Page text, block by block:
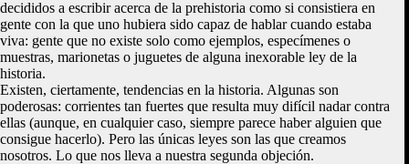
decididos a escribir acerca de la prehistoria como si consistiera en
gente con la que uno hubiera sido capaz de hablar cuando estaba
viva: gente que no existe solo como ejemplos, especímenes o
muestras, marionetas o juguetes de alguna inexorable ley de la
historia.
Existen, ciertamente, tendencias en la historia. Algunas son
poderosas: corrientes tan fuertes que resulta muy difícil nadar contra
ellas (aunque, en cualquier caso, siempre parece haber alguien que
consigue hacerlo). Pero las únicas leyes son las que creamos
nosotros. Lo que nos lleva a nuestra segunda objeción.